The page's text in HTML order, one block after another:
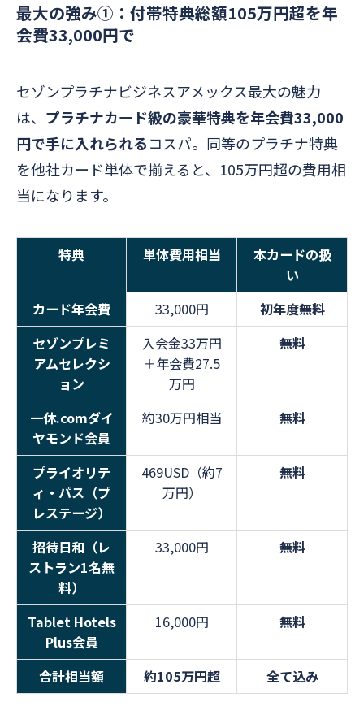
最大の強み①：付帯特典総額105万円超を年
会費33,000円で
セゾンプラチナビジネスアメックス最大の魅力
は、 プラチナカード級の豪華特典を年会費33,000
円で手に入れられるコスパ。同等のプラチナ特典
を他社カード単体で揃えると、105万円超の費用相
当になります。
特典 単体費用相当
本カードの扱
い
カード年会費
33,000円
初年度無料
セゾンプレミ
アムセレクシ
ョン
入会金33万円
＋年会費27.5
万円
無料
一休.comダイ
ヤモンド会員
約30万円相当 無料
プライオリテ
ィ・パス（プ
レステージ）
469USD（約7
万円）
無料
招待日和（レ
ストラン1名無
料）
33,000円 無料
Tablet Hotels
Plus会員
16,000円 無料
合計相当額 約105万円超 全て込み